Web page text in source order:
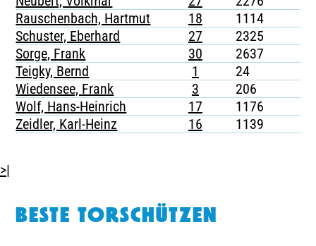
Rauschenbach, Hartmut
18 1114
Schuster, Eberhard
27 2325
Sorge, Frank
30 2637
Teigky, Bernd
1 24
Wiedensee, Frank
3 206
Wolf, Hans-Heinrich
17 1176
Zeidler, Karl-Heinz
16 1139
>|
BESTE TORSCHÜTZEN